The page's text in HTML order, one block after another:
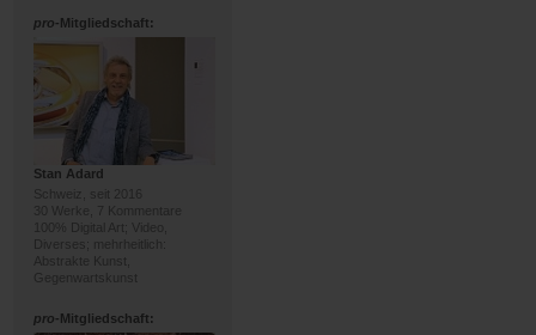
pro-Mitgliedschaft:
Stan Adard
Schweiz, seit 2016
30 Werke, 7 Kommentare
100% Digital Art; Video,
Diverses; mehrheitlich:
Abstrakte Kunst,
Gegenwartskunst
pro-Mitgliedschaft: